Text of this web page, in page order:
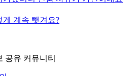
계속 뺏겨요?
공유 커뮤니티